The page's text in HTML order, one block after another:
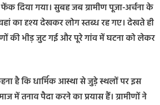
दिया गया। सुबह जब ग्रामीण पूजा-अर्चना के
का दृश्य देखकर लोग स्तब्ध रह गए। देखते ही
की भीड़ जुट गई और पूरे गांव में घटना को लेकर
है कि धार्मिक आस्था से जुड़े स्थलों पर इस
में तनाव पैदा करने का प्रयास हैं। ग्रामीणों ने